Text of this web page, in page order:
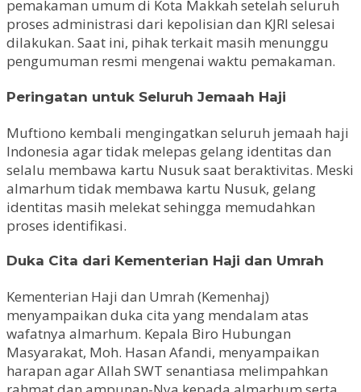
pemakaman umum di Kota Makkah setelah seluruh
proses administrasi dari kepolisian dan KJRI selesai
dilakukan. Saat ini, pihak terkait masih menunggu
pengumuman resmi mengenai waktu pemakaman.
Peringatan untuk Seluruh Jemaah Haji
Muftiono kembali mengingatkan seluruh jemaah haji
Indonesia agar tidak melepas gelang identitas dan
selalu membawa kartu Nusuk saat beraktivitas. Meski
almarhum tidak membawa kartu Nusuk, gelang
identitas masih melekat sehingga memudahkan
proses identifikasi.
Duka Cita dari Kementerian Haji dan Umrah
Kementerian Haji dan Umrah (Kemenhaj)
menyampaikan duka cita yang mendalam atas
wafatnya almarhum. Kepala Biro Hubungan
Masyarakat, Moh. Hasan Afandi, menyampaikan
harapan agar Allah SWT senantiasa melimpahkan